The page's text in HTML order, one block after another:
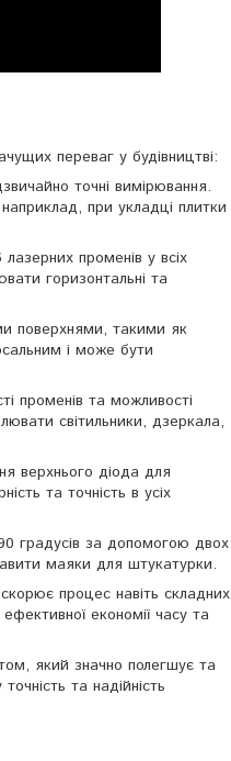
переваг у будівництві:
точні вимірювання.
при укладці плитки
променів у всіх
горизонтальні та
поверхнями, такими як
і може бути
променів та можливості
світильники, дзеркала,
верхнього діода для
та точність в усіх
градусів за допомогою двох
маяки для штукатурки.
процес навіть складних
економії часу та
який значно полегшує та
та надійність